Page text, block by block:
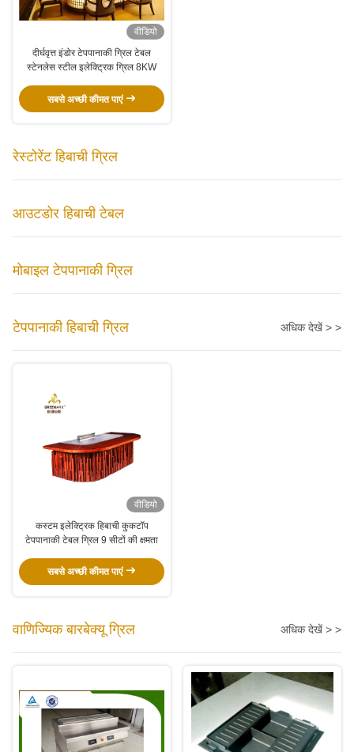
वीडियो
दीर्घवृत्त इंडोर टेपपानाकी ग्रिल टेबल
स्टेनलेस स्टील इलेक्ट्रिक ग्रिल 8KW
सबसे अच्छी कीमत पाएं
रेस्टोरेंट हिबाची ग्रिल
आउटडोर हिबाची टेबल
मोबाइल टेपपानाकी ग्रिल
टेपपानाकी हिबाची ग्रिल अधिक देखें > >
वीडियो
कस्टम इलेक्ट्रिक हिबाची कुकटॉप
टेपपानाकी टेबल ग्रिल 9 सीटों की क्षमता
सबसे अच्छी कीमत पाएं
वाणिज्यिक बारबेक्यू ग्रिल अधिक देखें > >